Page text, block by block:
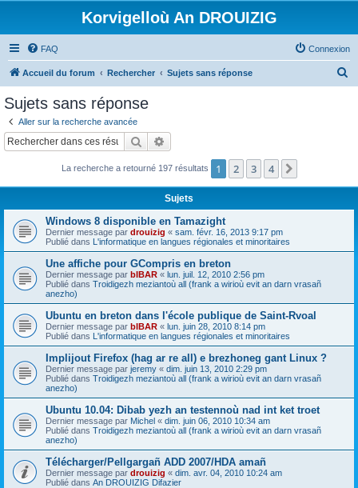
Korvigelloù An DROUIZIG
FAQ Connexion
Accueil du forum Rechercher Sujets sans réponse
c
Sujets sans réponse
Aller sur la recherche avancée
Rechercher
La recherche a retourné 197 résultats 1 2 3 4
Sujets
Windows 8 disponible en Tamazight
Dernier message par drouizig « sam. févr. 16, 2013 9:17 pm
Publié dans L'informatique en langues régionales et minoritaires
Une affiche pour GCompris en breton
Dernier message par bIBAR « lun. juil. 12, 2010 2:56 pm
Publié dans Troidigezh meziantoù all (frank a wirioù evit an darn vrasañ
anezho)
Ubuntu en breton dans l'école publique de Saint-Rvoal
Dernier message par bIBAR « lun. juin 28, 2010 8:14 pm
Publié dans L'informatique en langues régionales et minoritaires
Implijout Firefox (hag ar re all) e brezhoneg gant Linux ?
Dernier message par jeremy « dim. juin 13, 2010 2:29 pm
Publié dans Troidigezh meziantoù all (frank a wirioù evit an darn vrasañ
anezho)
Ubuntu 10.04: Dibab yezh an testennoù nad int ket troet
Dernier message par Michel « dim. juin 06, 2010 10:34 am
Publié dans Troidigezh meziantoù all (frank a wirioù evit an darn vrasañ
anezho)
Télécharger/Pellgargañ ADD 2007/HDA amañ
Dernier message par drouizig « dim. avr. 04, 2010 10:24 am
Publié dans An DROUIZIG Difazier